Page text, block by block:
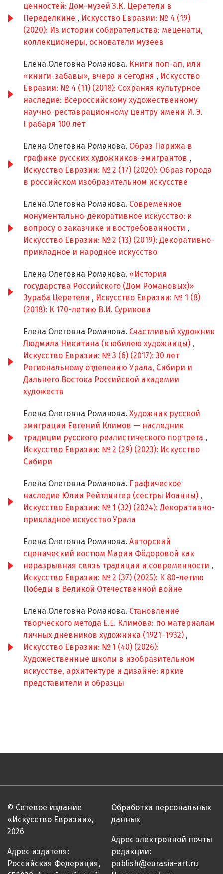
ценностей: Дом-музей З.К. Церетели в
Переделкине , Искусство Евразии: № 4 (19)
(2020): Из истории собирательства: меценаты,
коллекционеры, основатели музеев
Елена Олеговна Романова. Книги поп-ап, или
«книги-забавы», вчера и сегодня , Искусство
Евразии: № 4 (11) (2018): Сохраняя культурное
наследие: Всероссийскому художественному
научно-реставрационному центру имени И. Э.
Грабаря 100 лет
Елена Олеговна Романова. Образ Парижа в
графике русских художников-эмигрантов ,
Искусство Евразии: № 2 (17) (2020): Образ города
в российском изобразительном искусстве
Елена Олеговна Романова. Современное
монументально-декоративное искусство: к
вопросу о заказчике и востребованности ,
Искусство Евразии: № 2 (13) (2019): Декоративно-
прикладное и народное искусство
Елена Олеговна Романова. «История
государства Российского (Дом Романовых)»
Зураба Церетели , Искусство Евразии: № 1 (8)
(2018): К 170-летию В.И. Сурикова
Елена Олеговна Романова. Счастливый художник
Людмила Никитина (к юбилею художницы) ,
Искусство Евразии: № 3 (6) (2017): 30 лет
Региональному отделению Урала, Сибири и
Дальнего Востока Российской академии
художеств
Елена Олеговна Романова. Художник русской
эмиграции Евгений Климов — наследник
традиции русского реалистического портрета ,
Искусство Евразии: № 2 (29) (2023): Искусство
Сибири
Елена Олеговна Романова. Графическое
наследие Юлии Рейтлингер (сестры Иоанны) ,
Искусство Евразии: № 1 (32) (2024): Декоративно-
прикладное искусство Урала
Елена Олеговна Романова. Авторский
сценический костюм Марии Фёдоровой как
неразрывная связь традиции и современности ,
Искусство Евразии: № 2 (37) (2025): К 80-летию
Победы в Великой Отечественной войне
Елена Олеговна Романова. Становление
творческого метода Е.Е. Климова: по материалам
личных дневников художника (1921–1932) ,
Искусство Евразии: № 1 (40) (2026):
Художественные школы в изобразительном
искусстве, архитектуре и дизайне: яркие
представители и образцы
© Сетевое издание
«Искусство Евразии»,
2026
Адрес издателя:
Российская Федерация,
Обработка персональных
данных
Адрес электронной почты
редакции:
publish@eurasia-art.ru